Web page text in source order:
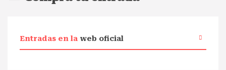
Entradas en la web oficial